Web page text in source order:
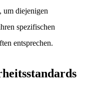
um diejenigen
spezifischen
entsprechen.